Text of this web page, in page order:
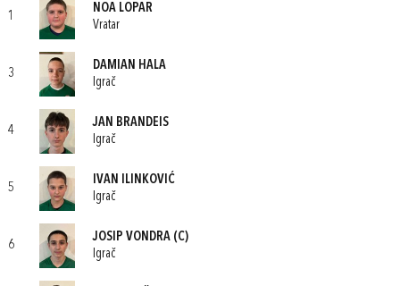
1
NOA LOPAR
Vratar
3
DAMIAN HALA
Igrač
4
JAN BRANDEIS
Igrač
5
IVAN ILINKOVIĆ
Igrač
6
JOSIP VONDRA (C)
Igrač